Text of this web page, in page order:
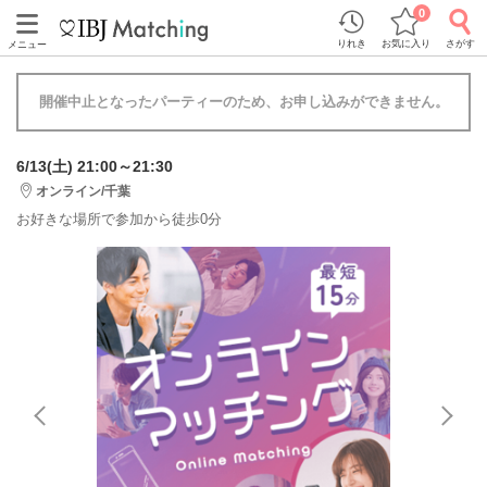
メニュー りれき お気に入り
0
さがす
開催中止となったパーティーのため、お申し込みができません。
6/13(土) 21:00～21:30
オンライン/千葉
お好きな場所で参加から徒歩0分